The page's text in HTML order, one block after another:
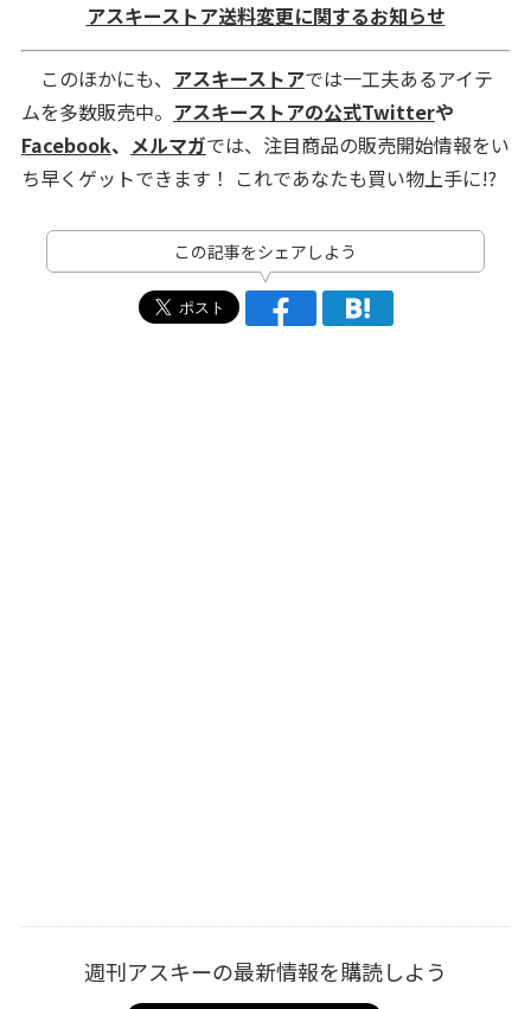
アスキーストア送料変更に関するお知らせ
このほかにも、 アスキーストアでは一工夫あるアイテ
ムを多数販売中。 アスキーストアの公式Twitterや
Facebook、 メルマガでは、注目商品の販売開始情報をい
ち早くゲットできます！ これであなたも買い物上手に!?
この記事をシェアしよう
週刊アスキーの最新情報を購読しよう